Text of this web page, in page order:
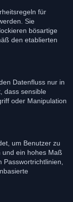
für
Sie
bösartige
den etablierten
Datenfluss nur in
dass sensible
oder Manipulation
um Benutzer zu
und ein hohes Maß